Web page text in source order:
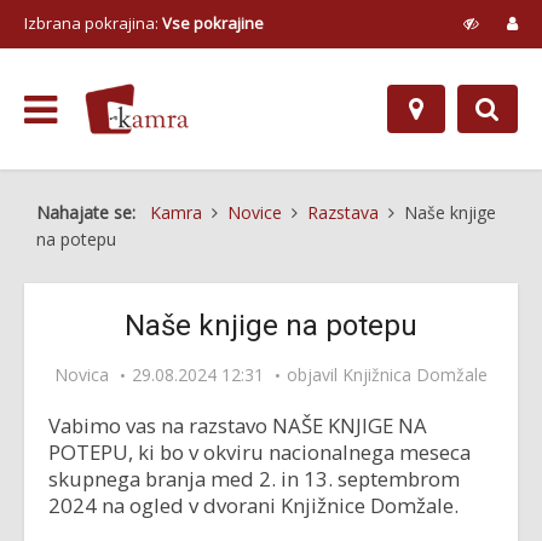
Izbrana pokrajina: Vse pokrajine
Nahajate se: Kamra Novice Razstava
Naše knjige
na potepu
Naše knjige na potepu
Novica 29.08.2024 12:31 objavil Knjižnica Domžale
Vabimo vas na razstavo NAŠE KNJIGE NA
POTEPU, ki bo v okviru nacionalnega meseca
skupnega branja med 2. in 13. septembrom
2024 na ogled v dvorani Knjižnice Domžale.